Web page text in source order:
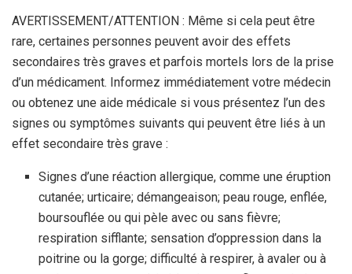
AVERTISSEMENT/ATTENTION : Même si cela peut être
rare, certaines personnes peuvent avoir des effets
secondaires très graves et parfois mortels lors de la prise
d’un médicament. Informez immédiatement votre médecin
ou obtenez une aide médicale si vous présentez l’un des
signes ou symptômes suivants qui peuvent être liés à un
effet secondaire très grave :
Signes d’une réaction allergique, comme une éruption
cutanée; urticaire; démangeaison; peau rouge, enflée,
boursouflée ou qui pèle avec ou sans fièvre;
respiration sifflante; sensation d’oppression dans la
poitrine ou la gorge; difficulté à respirer, à avaler ou à